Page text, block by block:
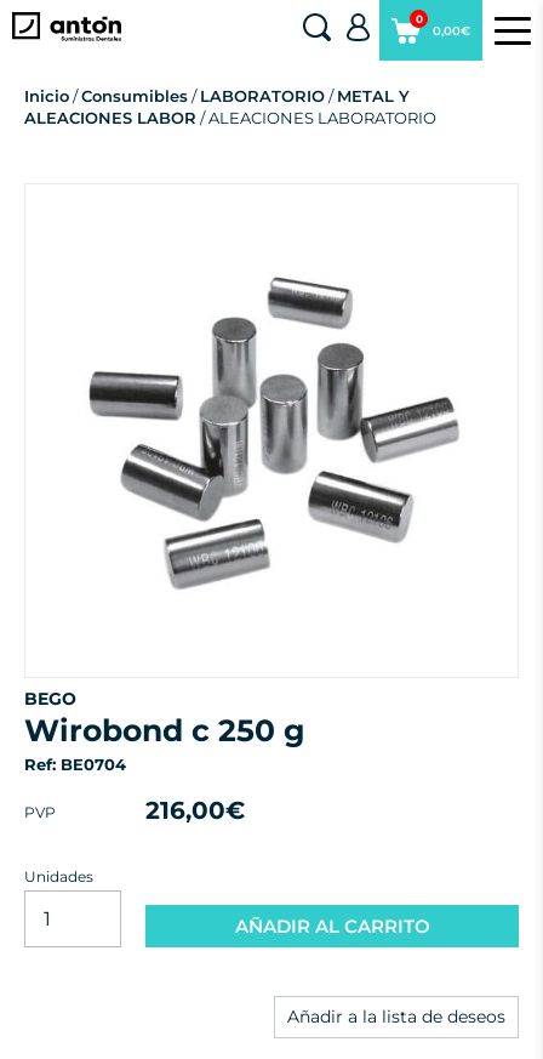
0,00€
0
Inicio/Consumibles/LABORATORIO/METAL Y
ALEACIONES LABOR / ALEACIONES LABORATORIO
BEGO
wirobond c 250 g
Ref: BE0704
PVP 216,00€
Unidades
AÑADIR AL CARRITO
Añadir a la lista de deseos